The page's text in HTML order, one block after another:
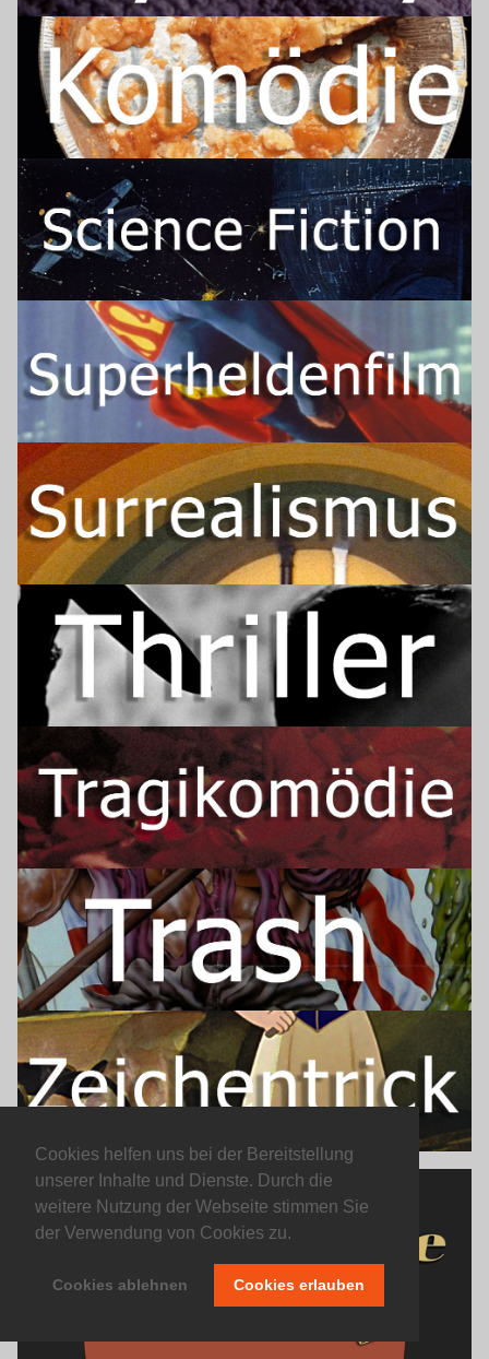
Cookies helfen uns bei der Bereitstellung
unserer Inhalte und Dienste. Durch die
weitere Nutzung der Webseite stimmen Sie
der Verwendung von Cookies zu.
Cookies ablehnen Cookies erlauben